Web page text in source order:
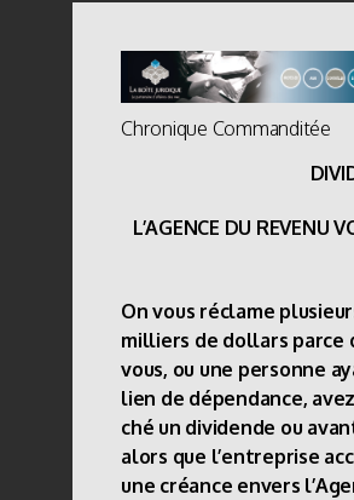
Chronique Commanditée
L’AGENCE DU REVENU
On vous réclame
milliers de dollars parce
vous, ou une personne
lien de dépendance,
ché un dividende ou
alors que l’entreprise
une créance envers